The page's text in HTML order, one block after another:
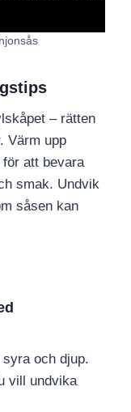
– rätten
Värm upp
att bevara
smak. Undvik
såsen kan
och djup.
vill undvika